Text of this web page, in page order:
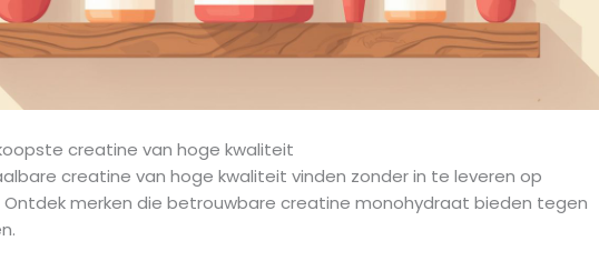
creatine van hoge kwaliteit
creatine van hoge kwaliteit vinden zonder in te leveren op
merken die betrouwbare creatine monohydraat bieden tegen